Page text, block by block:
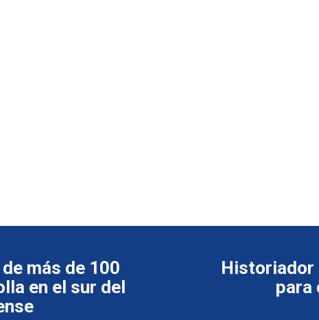
más de 100
en el sur del
Historiador
para